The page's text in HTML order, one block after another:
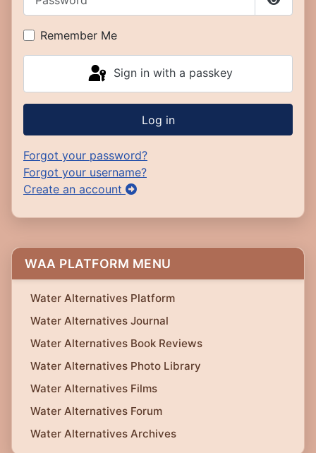
Show
Remember Me
Sign in with a passkey
Log in
Forgot your password?
Forgot your username?
Create an account
WAA PLATFORM MENU
Water Alternatives Platform
Water Alternatives Journal
Water Alternatives Book Reviews
Water Alternatives Photo Library
Water Alternatives Films
Water Alternatives Forum
Water Alternatives Archives